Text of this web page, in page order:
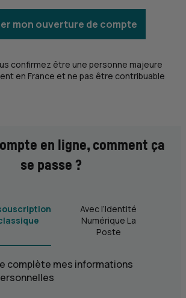
mon ouverture de compte
confirmez être une personne majeure
en France et ne pas être contribuable
en ligne, comment ça
se passe ?
Avec l’Identité
Numérique La
Poste
complète mes informations